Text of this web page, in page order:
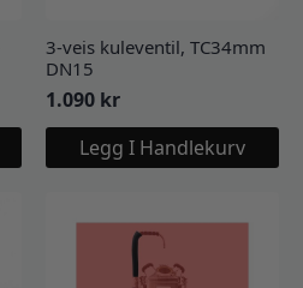
3-veis kuleventil, TC34mm
DN15
1.090 kr
Legg I Handlekurv